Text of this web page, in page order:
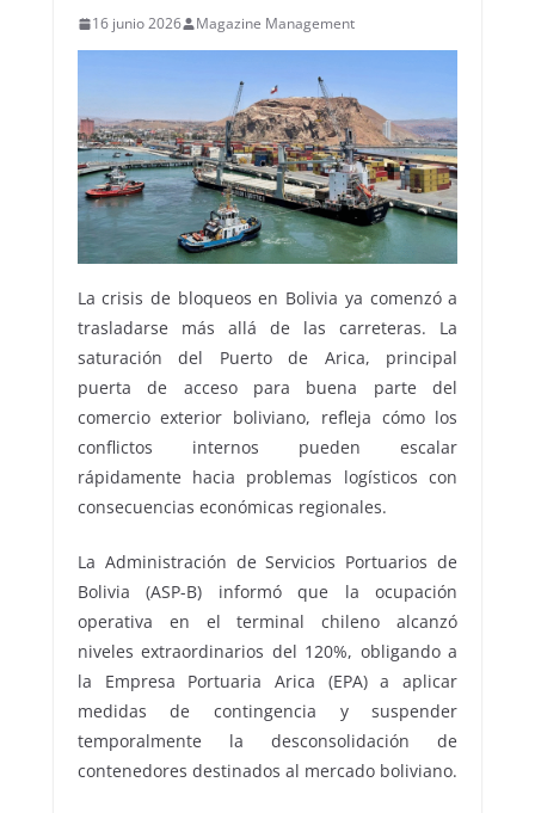
16 junio 2026 Magazine Management
La crisis de bloqueos en Bolivia ya comenzó a
trasladarse más allá de las carreteras. La
saturación del Puerto de Arica, principal
puerta de acceso para buena parte del
comercio exterior boliviano, refleja cómo los
conflictos internos pueden escalar
rápidamente hacia problemas logísticos con
consecuencias económicas regionales.
La Administración de Servicios Portuarios de
Bolivia (ASP-B) informó que la ocupación
operativa en el terminal chileno alcanzó
niveles extraordinarios del 120%, obligando a
la Empresa Portuaria Arica (EPA) a aplicar
medidas de contingencia y suspender
temporalmente la desconsolidación de
contenedores destinados al mercado boliviano.